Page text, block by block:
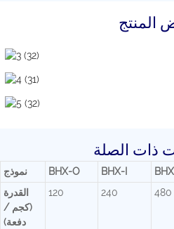
المنتج
ذات الصلة
نموذج BHX-O BHX-I
القدرة
(كجم /
دفعة)
120 240 480